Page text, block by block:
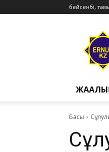
бейсенбі,
Ernur
Басы